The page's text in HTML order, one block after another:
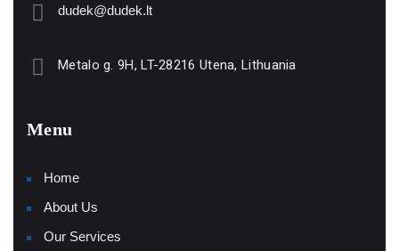
dudek@dudek.lt
Metalo g. 9H, LT-28216 Utena, Lithuania
Menu
Home
About Us
Our Services